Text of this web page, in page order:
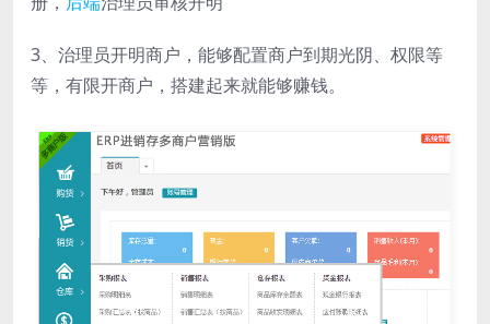
3、治理员开明商户，能够配置商户到期光阴、权限等
等，有限开商户，搭建起来就能够赚钱。